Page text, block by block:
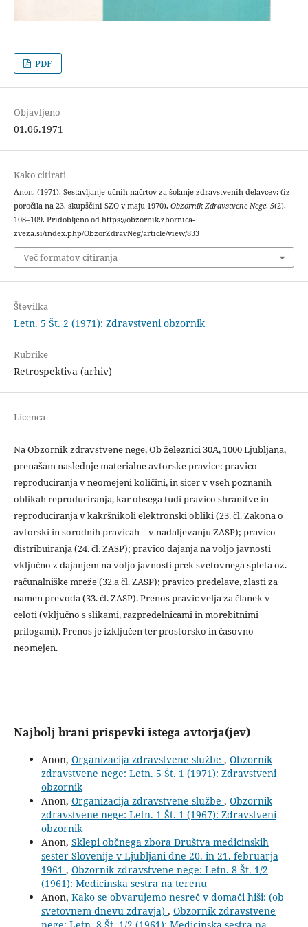
PDF
Objavljeno
01.06.1971
Kako citirati
Anon. (1971). Sestavljanje učnih načrtov za šolanje zdravstvenih delavcev: (iz
poročila na 23. skupščini SZO v maju 1970). Obzornik Zdravstvene Nege, 5(2),
108–109. Pridobljeno od https://obzornik.zbornica-
zveza.si/index.php/ObzorZdravNeg/article/view/833
Več formatov citiranja
Številka
Letn. 5 Št. 2 (1971): Zdravstveni obzornik
Rubrike
Retrospektiva (arhiv)
Licenca
Na Obzornik zdravstvene nege, Ob železnici 30A, 1000 Ljubljana,
prenašam naslednje materialne avtorske pravice: pravico
reproduciranja v neomejeni količini, in sicer v vseh poznanih
oblikah reproduciranja, kar obsega tudi pravico shranitve in
reproduciranja v kakršnikoli elektronski obliki (23. čl. Zakona o
avtorski in sorodnih pravicah – v nadaljevanju ZASP); pravico
distribuiranja (24. čl. ZASP); pravico dajanja na voljo javnosti
vključno z dajanjem na voljo javnosti prek svetovnega spleta oz.
računalniške mreže (32.a čl. ZASP); pravico predelave, zlasti za
namen prevoda (33. čl. ZASP). Prenos pravic velja za članek v
celoti (vključno s slikami, razpredelnicami in morebitnimi
prilogami). Prenos je izključen ter prostorsko in časovno
neomejen.
Najbolj brani prispevki istega avtorja(jev)
Anon, Organizacija zdravstvene službe , Obzornik
zdravstvene nege: Letn. 5 Št. 1 (1971): Zdravstveni
obzornik
Anon, Organizacija zdravstvene službe , Obzornik
zdravstvene nege: Letn. 1 Št. 1 (1967): Zdravstveni
obzornik
Anon, Sklepi občnega zbora Društva medicinskih
sester Slovenije v Ljubljani dne 20. in 21. februarja
1961 , Obzornik zdravstvene nege: Letn. 8 Št. 1/2
(1961): Medicinska sestra na terenu
Anon, Kako se obvarujemo nesreč v domači hiši: (ob
svetovnem dnevu zdravja) , Obzornik zdravstvene